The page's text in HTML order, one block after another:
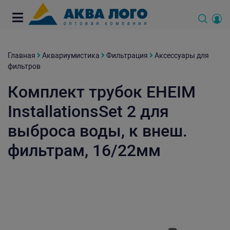
Главная Аквариумистика Фильтрация
Аксессуары для
фильтров
Комплект трубок EHEIM
InstallationsSet 2 для
выброса воды, к внеш.
фильтрам, 16/22мм